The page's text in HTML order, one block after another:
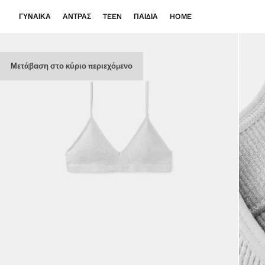
Μετάβαση στο κύριο περιεχόμενο
ΓΥΝΑΊΚΑ ΆΝΤΡΑΣ TEEN ΠΑΙΔΙΆ HOME